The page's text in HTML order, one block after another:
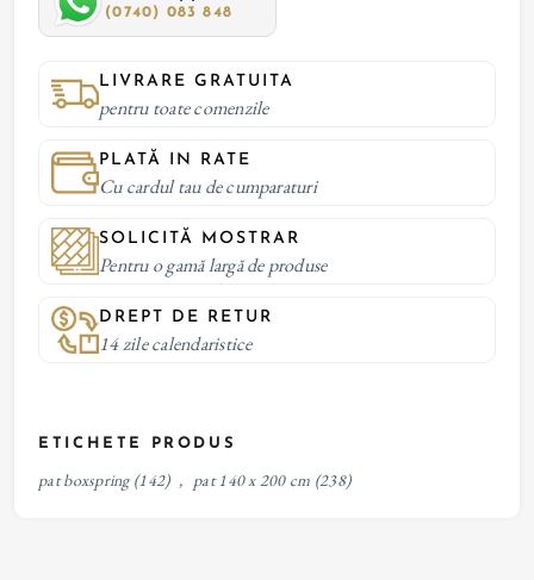
(0740) 083 848
LIVRARE GRATUITA
pentru toate comenzile
PLATĂ IN RATE
Cu cardul tau de cumparaturi
SOLICITĂ MOSTRAR
Pentru o gamă largă de produse
DREPT DE RETUR
14 zile calendaristice
ETICHETE PRODUS
pat boxspring (142) , pat 140 x 200 cm (238)